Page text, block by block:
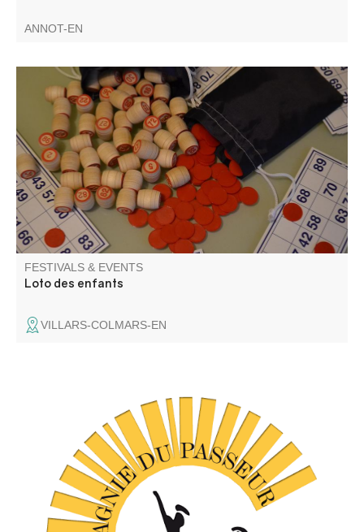
ANNOT-EN
Organized by Villars Animations . Refreshments and
cakes on sale. Children must be accompanied.
FESTIVALS & EVENTS
Loto des enfants
VILLARS-COLMARS-EN
C'est un spectacle de danse contemporaine (Cie du
Passeur / Efi Farmaki), fait revivre la mémoire des lavoirs
et des lavandières en chant, texte et danse. Atelier de
médiation pour les enfants avant la représentation, autour
d'objets liés aux lavoirs.